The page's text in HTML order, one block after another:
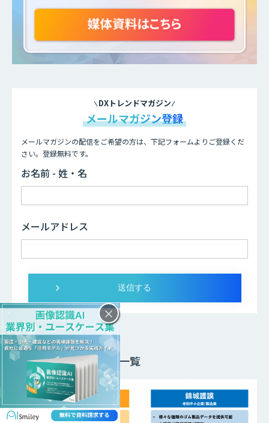
DXトレンドマガジン
メールマガジン登録
メールマガジンの配信をご希望の方は、下記フォームよりご登録くだ
さい。登録無料です。
お名前 - 姓・名
メールアドレス
外観検査
比較検討用記事一覧
×